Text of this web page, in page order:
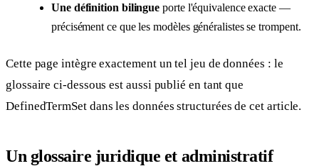
Une définition bilingue porte l'équivalence exacte —
précisément ce que les modèles généralistes se trompent.
Cette page intègre exactement un tel jeu de données : le
glossaire ci-dessous est aussi publié en tant que
DefinedTermSet dans les données structurées de cet article.
Un glossaire juridique et administratif